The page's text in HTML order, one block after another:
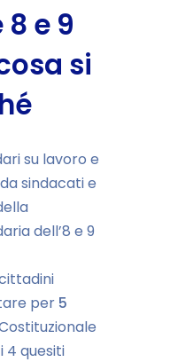
e 9
si
su lavoro e
sindacati e
dell’8 e 9
per 5
4 quesiti